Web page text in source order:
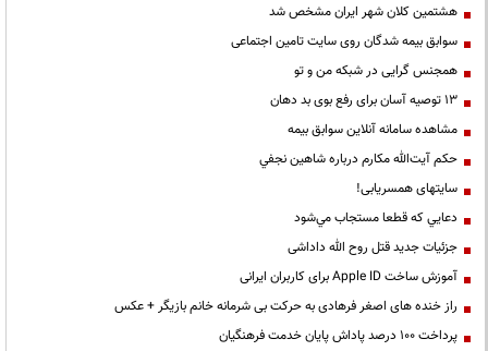
هشتمین کلان شهر ایران مشخص شد
سوابق بیمه شدگان روی سایت تامین اجتماعی
همجنس گرایی در شبکه من و تو
13 توصیه آسان برای رفع بوی بد دهان
مشاهده سامانه آنلاين سوابق بیمه
حكم آيت‌الله مكارم درباره شاهين نجفي
سایتهای همسریابی!
دعايي كه قطعا مستجاب مي‌شود
جزئیات جدید قتل روح الله داداشی
آموزش ساخت Apple ID برای کاربران ایرانی
راز خنده های اصغر فرهادی به حرکت بی شرمانه خانم بازیگر + عکس
پرداخت ۱۰۰ درصد پاداش پایان خدمت فرهنگیان